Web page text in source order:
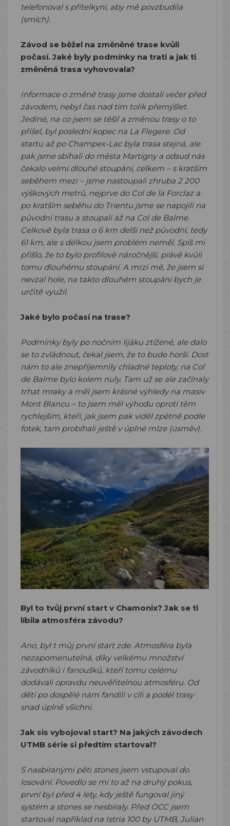
telefonoval s přítelkyní, aby mě povzbudila
(smích).
Závod se běžel na změněné trase kvůli
počasí. Jaké byly podmínky na trati a jak ti
změněná trasa vyhovovala?
Informace o změně trasy jsme dostali večer před
závodem, nebyl čas nad tím tolik přemýšlet.
Jediné, na co jsem se těšil a změnou trasy o to
přišel, byl poslední kopec na La Flegere. Od
startu až po Champex-Lac byla trasa stejná, ale
pak jsme sbíhali do města Martigny a odsud nás
čekalo velmi dlouhé stoupání, celkem – s kratším
seběhem mezi – jsme nastoupali zhruba 2 200
výškových metrů, nejprve do Col de la Forclaz a
po kratším seběhu do Trientu jsme se napojili na
původní trasu a stoupali až na Col de Balme.
Celkově byla trasa o 6 km delší než původní, tedy
61 km, ale s délkou jsem problém neměl. Spíš mi
přišlo, že to bylo profilově náročnější, právě kvůli
tomu dlouhému stoupání. A mrzí mě, že jsem si
nevzal hole, na takto dlouhém stoupání bych je
určitě využil.
Jaké bylo počasí na trase?
Podmínky byly po nočním lijáku ztížené, ale dalo
se to zvládnout, čekal jsem, že to bude horší. Dost
nám to ale znepříjemnily chladné teploty, na Col
de Balme bylo kolem nuly. Tam už se ale začínaly
trhat mraky a měl jsem krásné výhledy na masiv
Mont Blancu – to jsem měl výhodu oproti těm
rychlejším, kteří, jak jsem pak viděl zpětně podle
fotek, tam probíhali ještě v úplné mlze (úsměv).
Byl to tvůj první start v Chamonix? Jak se ti
líbila atmosféra závodu?
Ano, byl t můj první start zde. Atmosféra byla
nezapomenutelná, díky velkému množství
závodníků i fanoušků, kteří tomu celému
dodávali opravdu neuvěřitelnou atmosféru. Od
dětí po dospělé nám fandili v cíli a podél trasy
snad úplně všichni.
Jak sis vybojoval start? Na jakých závodech
UTMB série si předtím startoval?
S nasbíranými pěti stones jsem vstupoval do
losování. Povedlo se mi to až na druhý pokus,
první byl před 4 lety, kdy ještě fungoval jiný
systém a stones se nesbíraly. Před OCC jsem
startoval například na Istria 100 by UTMB, Julian